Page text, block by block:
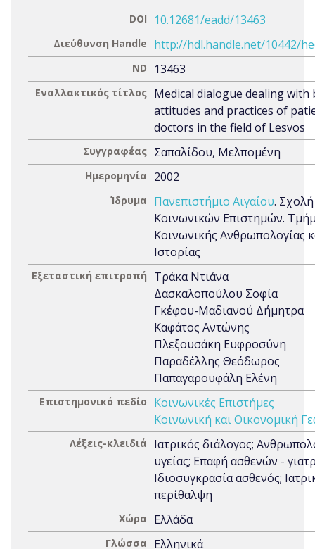
DOI 10.12681/eadd/13463
Διεύθυνση Handle http://hdl.handle.net/10442/
ND 13463
Εναλλακτικός τίτλος Medical dialogue dealing with
attitudes and practices of
doctors in the field of Lesvos
Συγγραφέας Σαπαλίδου, Μελπομένη
Ημερομηνία 2002
Ίδρυμα Πανεπιστήμιο Αιγαίου. Σχολή
Κοινωνικών Επιστημών.
Κοινωνικής Ανθρωπολογίας
Ιστορίας
Εξεταστική επιτροπή
Τράκα Ντιάνα
Δασκαλοπούλου Σοφία
Γκέφου-Μαδιανού Δήμητρα
Καφάτος Αντώνης
Πλεξουσάκη Ευφροσύνη
Παραδέλλης Θεόδωρος
Παπαγαρουφάλη Ελένη
Επιστημονικό πεδίο
Κοινωνικές Επιστήμες
Κοινωνική και Οικονομική
Λέξεις-κλειδιά
Ιατρικός διάλογος;
υγείας; Επαφή ασθενών -
Ιδιοσυγκρασία ασθενός;
περίθαλψη
Χώρα Ελλάδα
Γλώσσα Ελληνικά